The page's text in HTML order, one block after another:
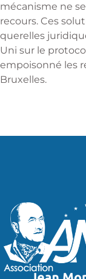
mécanisme ne
recours. Ces
querelles
Uni sur le
empoisonné les
Bruxelles.